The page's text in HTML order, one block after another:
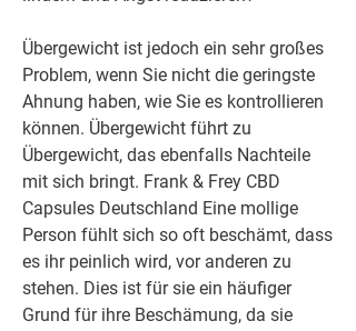
Übergewicht ist jedoch ein sehr großes
Problem, wenn Sie nicht die geringste
Ahnung haben, wie Sie es kontrollieren
können. Übergewicht führt zu
Übergewicht, das ebenfalls Nachteile
mit sich bringt. Frank & Frey CBD
Capsules Deutschland Eine mollige
Person fühlt sich so oft beschämt, dass
es ihr peinlich wird, vor anderen zu
stehen. Dies ist für sie ein häufiger
Grund für ihre Beschämung, da sie